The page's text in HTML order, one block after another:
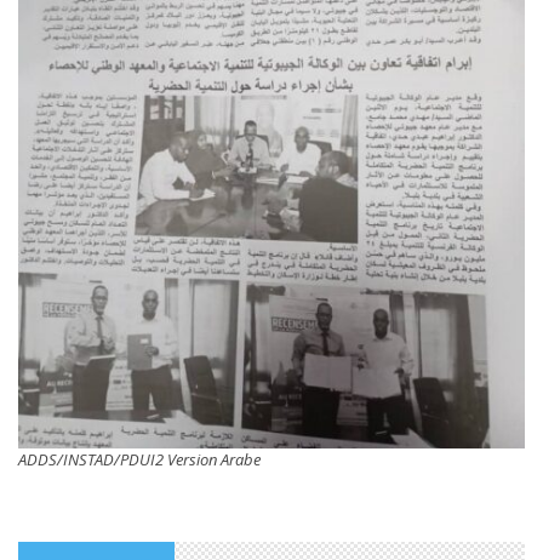
ADDS/INSTAD/PDUI2 Version Arabe